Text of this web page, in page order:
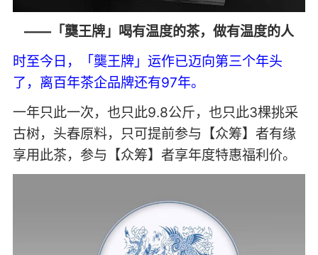
——「龑王牌」喝有温度的茶，做有温度的人
时至今日，「龑王牌」运作已迈向第三个年头
了，离百年茶企品牌还有97年。
一年只此一次，也只此9.8公斤，也只此3棵挑采
古树，头春原料，只可提前参与【众筹】者有缘
享用此茶，参与【众筹】者享年度特惠福利价。